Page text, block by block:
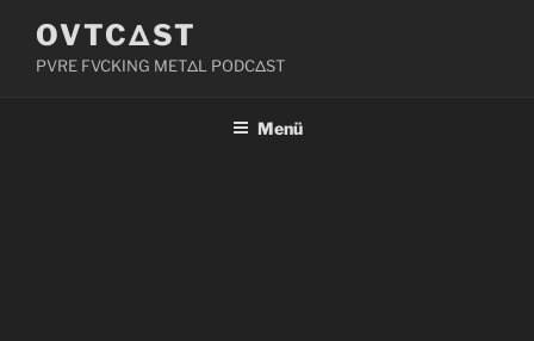
Inhalt
springen
OVTCΔST
PVRE FVCKING METΔL PODCΔST
Menü